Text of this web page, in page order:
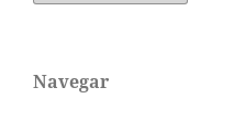
Navegar